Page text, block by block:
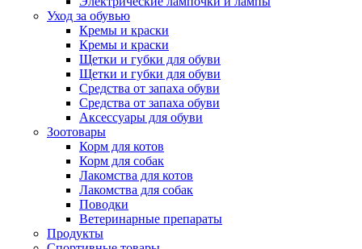
Уход за обувью
Кремы и краски
Кремы и краски
Щетки и губки для обуви
Щетки и губки для обуви
Средства от запаха обуви
Средства от запаха обуви
Аксессуары для обуви
Зоотовары
Корм для котов
Корм для собак
Лакомства для котов
Лакомства для собак
Поводки
Ветеринарные препараты
Продукты